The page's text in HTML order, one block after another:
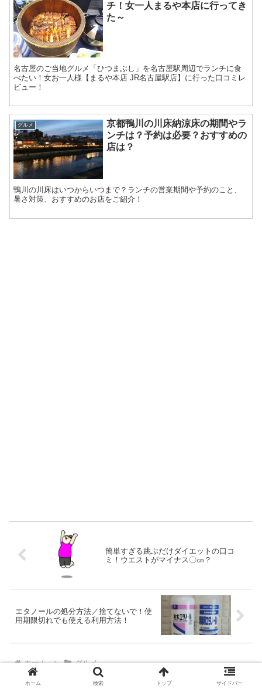
チ！女一人まるや本店に行ってき
た～
名古屋のご当地グルメ「ひつまぶし」を名古屋駅周辺でランチに食
べたい！女お一人様【まるや本店 JR名古屋駅店】に行った口コミレ
ビュー！
グルメ
京都鴨川の川床納涼床の期間やラ
ンチは？予約は必要？おすすめの
店は？
鴨川の川床はいつからいつまで？ランチの営業期間や予約のこと、
暑さ対策、おすすめのお店をご紹介！
簡単すぎる跳ぶだけダイエットの口コ
ミ！ウエストがマイナス〇㎝？
エタノールの処分方法／捨てないで！使
用期限切れでも使える利用方法！
ホーム グルメ
ホーム 検索 トップ サイドバー